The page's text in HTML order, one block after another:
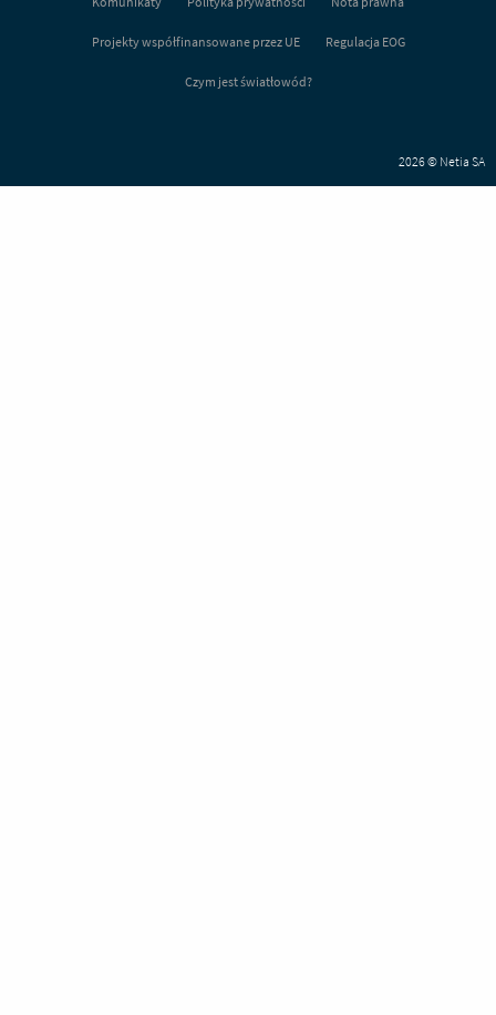
Projekty współfinansowane przez UE Regulacja EOG
Czym jest światłowód?
2026 © Netia SA